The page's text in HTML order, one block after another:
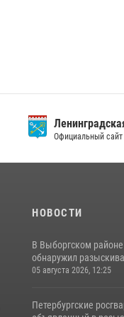
Официальный сайт
НОВОСТИ
В Выборгском
обнаружил
05 августа 2026, 12:25
Петербургские